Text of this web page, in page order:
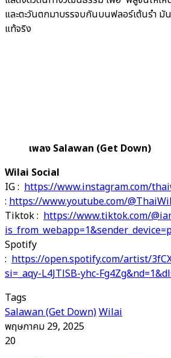
และตะวันตกมาบรรจบกันบนฟลอร์เต้นรำ มั
แท้จริง
เพลง Salawan (Get Down)
Wilai Social
IG : https://www.instagram.com/
: https://www.youtube.com/
Tiktok : https://www.tiktok.com/
Spotify
: https://open.spotify.com/artist/
si=_aqy-L4JTlSB-yhc-
Tags
Salawan (Get Down)Wilai
พฤษภาคม 29, 2025
20